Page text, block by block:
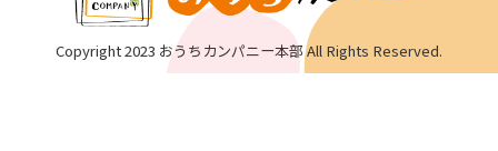
Copyright 2023 おうちカンパニー本部 All Rights Reserved.